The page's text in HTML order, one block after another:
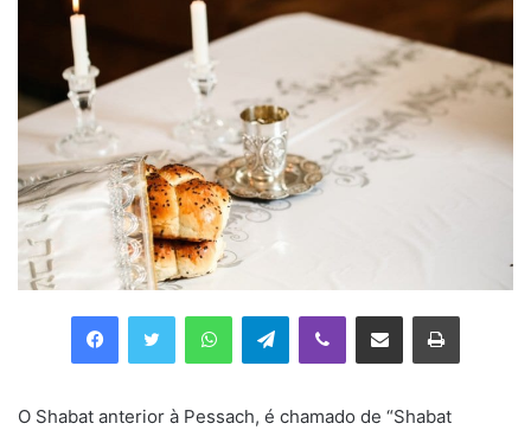
Telegram
O Shabat anterior à Pessach, é chamado de “Shabat